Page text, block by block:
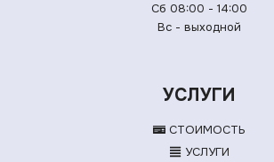
Сб 08:00 - 14:00
Вс - выходной
УСЛУГИ
СТОИМОСТЬ
УСЛУГИ